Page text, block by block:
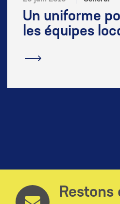
Un uniforme
les équipes